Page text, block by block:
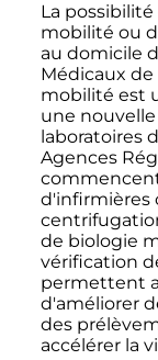
La
mobilité ou
au domicile
Médicaux
mobilité est
une
laboratoires
Agences
d'infirmières
de biologie
vérification
permettent
d'améliorer
des
accélérer la